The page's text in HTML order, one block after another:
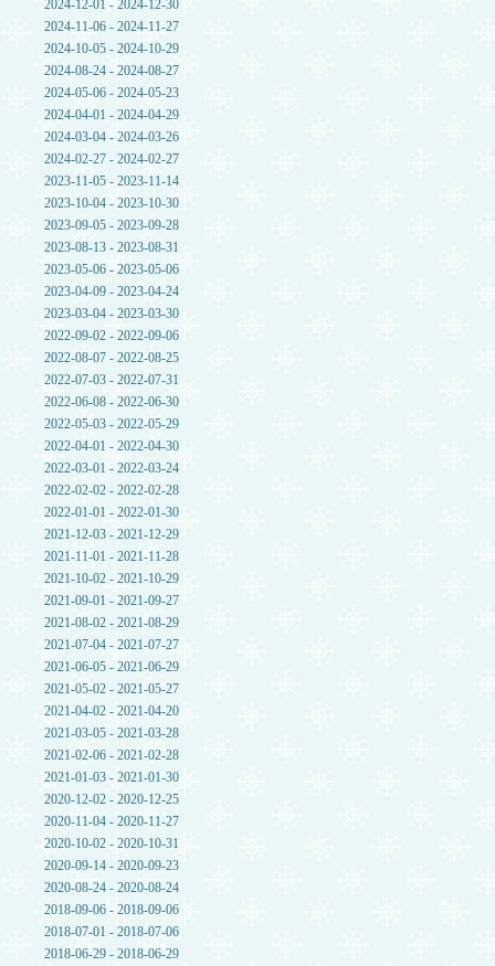
2024-12-01 - 2024-12-30
2024-11-06 - 2024-11-27
2024-10-05 - 2024-10-29
2024-08-24 - 2024-08-27
2024-05-06 - 2024-05-23
2024-04-01 - 2024-04-29
2024-03-04 - 2024-03-26
2024-02-27 - 2024-02-27
2023-11-05 - 2023-11-14
2023-10-04 - 2023-10-30
2023-09-05 - 2023-09-28
2023-08-13 - 2023-08-31
2023-05-06 - 2023-05-06
2023-04-09 - 2023-04-24
2023-03-04 - 2023-03-30
2022-09-02 - 2022-09-06
2022-08-07 - 2022-08-25
2022-07-03 - 2022-07-31
2022-06-08 - 2022-06-30
2022-05-03 - 2022-05-29
2022-04-01 - 2022-04-30
2022-03-01 - 2022-03-24
2022-02-02 - 2022-02-28
2022-01-01 - 2022-01-30
2021-12-03 - 2021-12-29
2021-11-01 - 2021-11-28
2021-10-02 - 2021-10-29
2021-09-01 - 2021-09-27
2021-08-02 - 2021-08-29
2021-07-04 - 2021-07-27
2021-06-05 - 2021-06-29
2021-05-02 - 2021-05-27
2021-04-02 - 2021-04-20
2021-03-05 - 2021-03-28
2021-02-06 - 2021-02-28
2021-01-03 - 2021-01-30
2020-12-02 - 2020-12-25
2020-11-04 - 2020-11-27
2020-10-02 - 2020-10-31
2020-09-14 - 2020-09-23
2020-08-24 - 2020-08-24
2018-09-06 - 2018-09-06
2018-07-01 - 2018-07-06
2018-06-29 - 2018-06-29